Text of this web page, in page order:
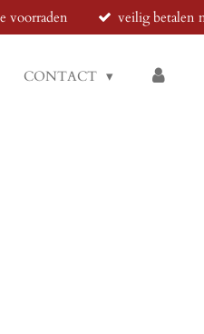
voorraden veilig betalen
CONTACT